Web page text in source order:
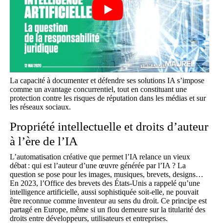
La capacité à documenter et défendre ses solutions IA s’impose
comme un avantage concurrentiel, tout en constituant une
protection contre les risques de réputation dans les médias et sur
les réseaux sociaux.
Propriété intellectuelle et droits d’auteur
à l’ère de l’IA
L’automatisation créative que permet l’IA relance un vieux
débat : qui est l’auteur d’une œuvre générée par l’IA ? La
question se pose pour les images, musiques, brevets, designs…
En 2023, l’Office des brevets des États-Unis a rappelé qu’une
intelligence artificielle, aussi sophistiquée soit-elle, ne pouvait
être reconnue comme inventeur au sens du droit. Ce principe est
partagé en Europe, même si un flou demeure sur la titularité des
droits entre développeurs, utilisateurs et entreprises.